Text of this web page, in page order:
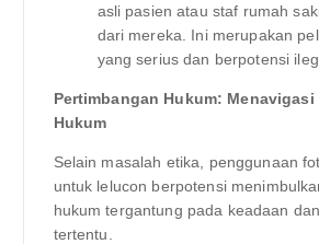
asli pasien atau staf rumah
dari mereka. Ini merupakan
yang serius dan berpotensi
Pertimbangan Hukum: Menavigasi
Hukum
Selain masalah etika, penggunaan
untuk lelucon berpotensi
hukum tergantung pada keadaan
tertentu.